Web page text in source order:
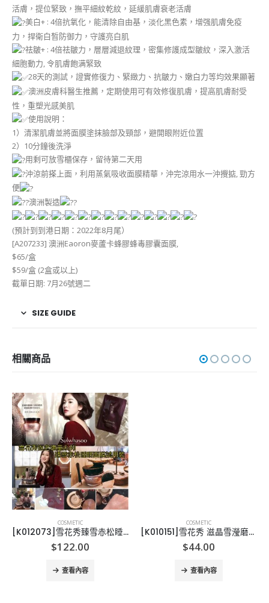
活膚，提位緊致，撫平細紋乾紋，延緩肌膚衰老活膚
美白+ : 4倍抗氧化，能清除自由基，淡化黑色素，增强肌膚免疫
力，捍衛白晳防御力，守護亮白肌
祛皺+ : 4倍祛皺力，層層減退紋理，密集修護成型皺紋，深入激活
細胞動力, 令肌膚飽满緊致
28天的測試，證實修復力、緊緻力、抗皺力、嫩白力等均效果顯著
澳洲皮膚科醫生推薦，定期使用可有效修復肌膚，提高肌膚耐受
性，重塑光感美肌
使用說明：
1）清潔肌膚並將面膜塗抹臉部及頸部，避開眼附近位置
2）10分鐘後洗淨
用剩可放雪櫃保存，留待第二天用
沖涼前搽上面，利用蒸氣吸收面膜精華，沖完涼用水一沖攪掂, 勁方
便
澳洲製造
(預計到到港日期：2022年8月尾）
[A207233] 澳洲Eaoron麥蘆卡蜂膠蜂毒膠囊面膜,
$65/盒
$59/盒 (2盒或以上)
截單日期: 7月26號週二
SIZE GUIDE
相關商品
COSMETIC
[K012073]雪花秀臻雪赤松睡眠面膜-24片
$122.00
查看內容
COSMETIC
[K010151]雪花秀 滋晶雪瀅磨砂面膜 Snowise Brightening Exfoliating Mask 15ml
$44.00
查看內容